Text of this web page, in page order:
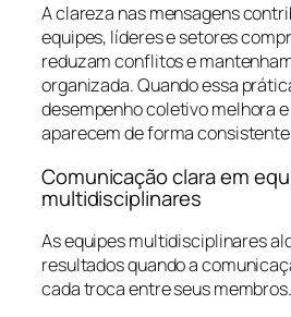
A clareza nas mensagens
equipes, líderes e setores
reduzam conflitos e
organizada. Quando essa
desempenho coletivo melhora
aparecem de forma
Comunicação clara em
multidisciplinares
As equipes multidisciplinares
resultados quando a
cada troca entre seus membros.